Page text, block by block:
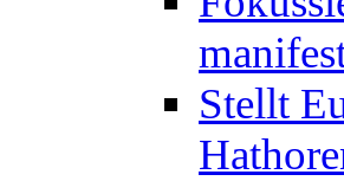
Stellt